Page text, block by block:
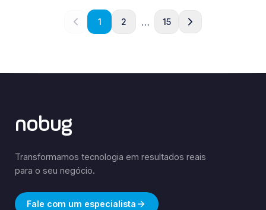
1 2 … 15
nobug
Transformamos tecnologia em resultados reais
para o seu negócio.
Fale com um especialista